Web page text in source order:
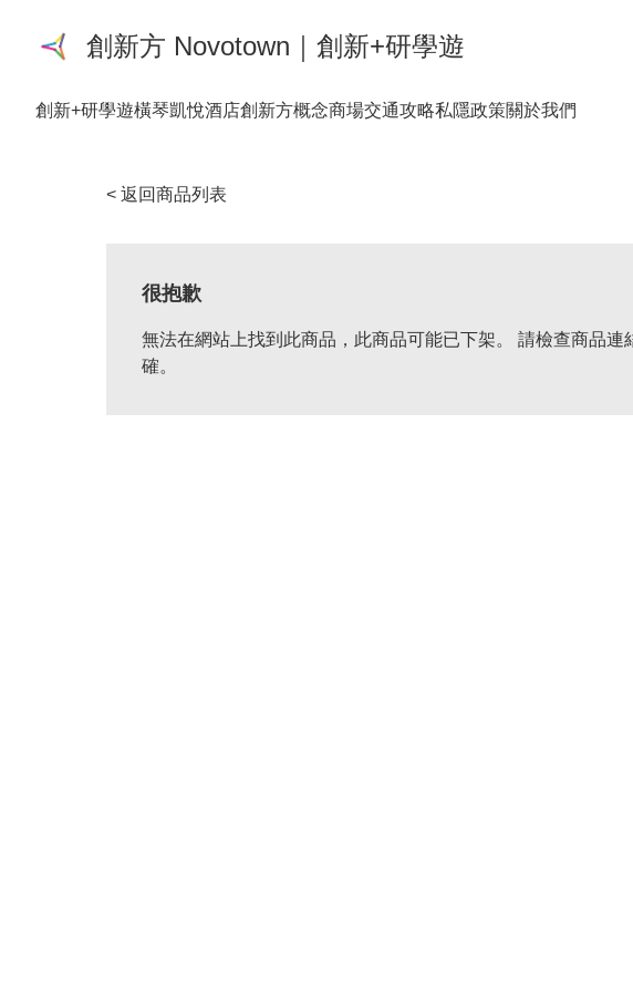
創新方 Novotown｜創新+研學遊
創新+研學遊橫琴凱悅酒店創新方概念商場交通攻略私隱政策關於我們
< 返回商品列表
很抱歉
無法在網站上找到此商品，此商品可能已下架。 請檢查商品連
確。